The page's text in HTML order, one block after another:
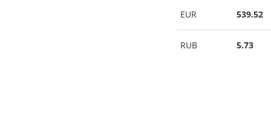
EUR 539.52
RUB 5.73